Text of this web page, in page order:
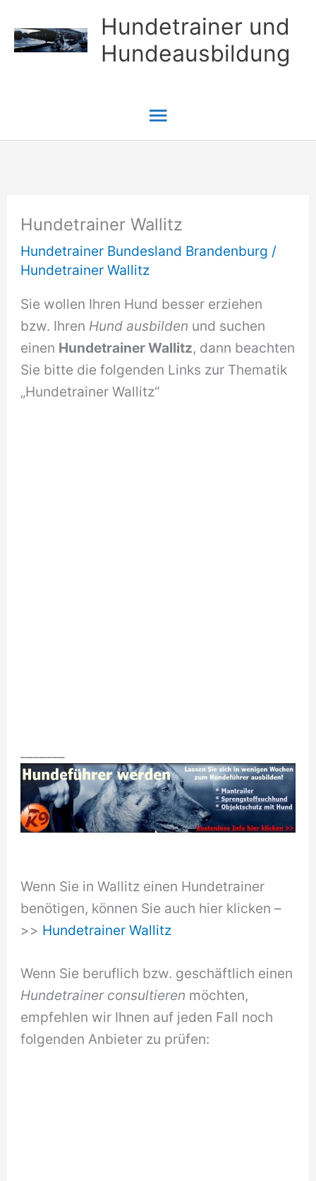
Inhalt
springen
Hundetrainer und
Hundeausbildung
Hauptmenü
Hundetrainer Wallitz
Hundetrainer Bundesland Brandenburg /
Hundetrainer Wallitz
Sie wollen Ihren Hund besser erziehen
bzw. Ihren Hund ausbilden und suchen
einen Hundetrainer Wallitz, dann beachten
Sie bitte die folgenden Links zur Thematik
„Hundetrainer Wallitz“
Wenn Sie in Wallitz einen Hundetrainer
benötigen, können Sie auch hier klicken –
>> Hundetrainer Wallitz
Wenn Sie beruflich bzw. geschäftlich einen
Hundetrainer consultieren möchten,
empfehlen wir Ihnen auf jeden Fall noch
folgenden Anbieter zu prüfen: